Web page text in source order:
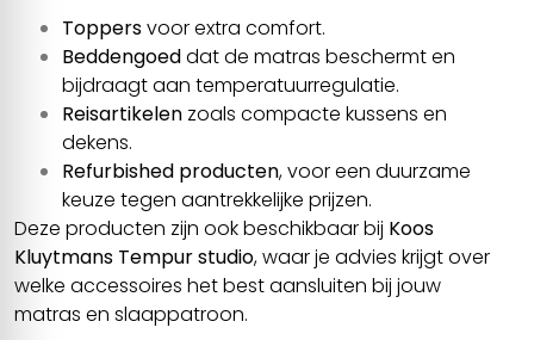
Toppersvoor extra comfort.
Beddengoeddat de matras beschermt en
bijdraagt aan temperatuurregulatie.
Reisartikelen zoals compacte kussens en
dekens.
Refurbished producten, voor een duurzame
keuze tegen aantrekkelijke prijzen.
Deze producten zijn ook beschikbaar bij Koos
Kluytmans Tempur studio, waar je advies krijgt over
welke accessoires het best aansluiten bij jouw
matras en slaappatroon.